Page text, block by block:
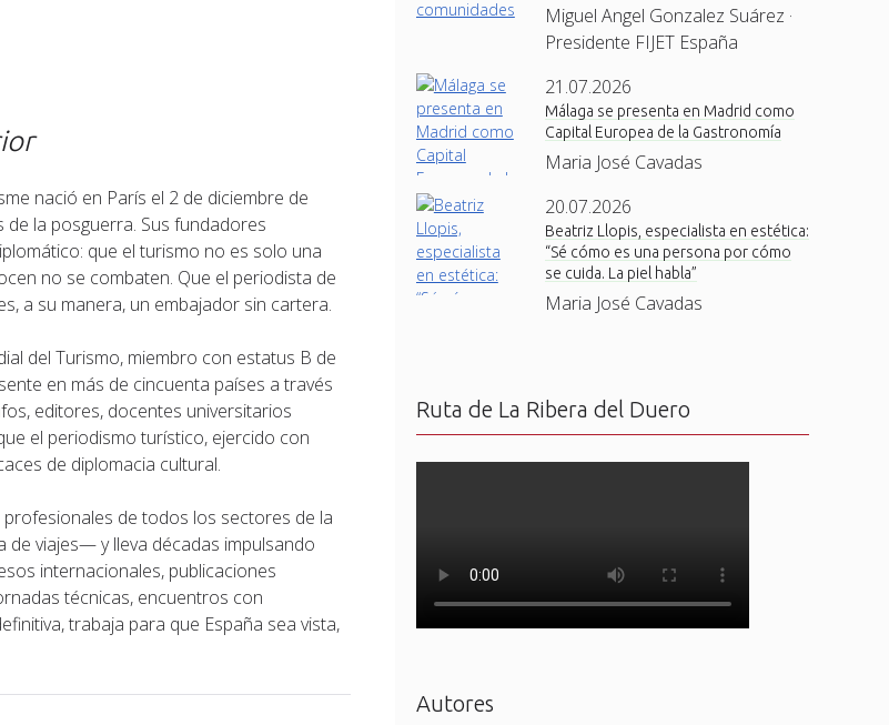
nació en París el 2 de diciembre de
la posguerra. Sus fundadores
que el turismo no es solo una
no se combaten. Que el periodista de
a su manera, un embajador sin cartera.
del Turismo, miembro con estatus B de
en más de cincuenta países a través
editores, docentes universitarios
el periodismo turístico, ejercido con
de diplomacia cultural.
profesionales de todos los sectores de la
viajes— y lleva décadas impulsando
internacionales, publicaciones
técnicas, encuentros con
trabaja para que España sea vista,
Miguel Angel Gonzalez Suárez ·
Presidente FIJET España
21.07.2026
Málaga se presenta en Madrid como
Capital Europea de la Gastronomía
Maria José Cavadas
20.07.2026
Beatriz Llopis, especialista en estética:
“Sé cómo es una persona por cómo
se cuida. La piel habla”
Maria José Cavadas
Ruta de La Ribera del Duero
Autores